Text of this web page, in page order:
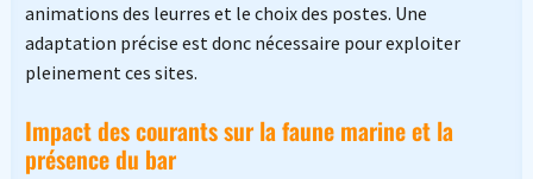
animations des leurres et le choix des postes. Une
adaptation précise est donc nécessaire pour exploiter
pleinement ces sites.
Impact des courants sur la faune marine et la
présence du bar